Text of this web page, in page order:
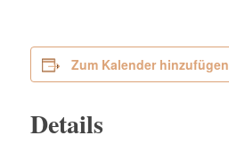
Zum Kalender hinzufügen
Details